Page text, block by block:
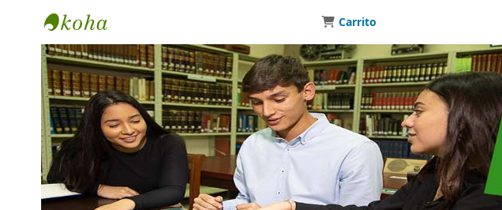
Biblioteca Universidad Monteávila
Carrito